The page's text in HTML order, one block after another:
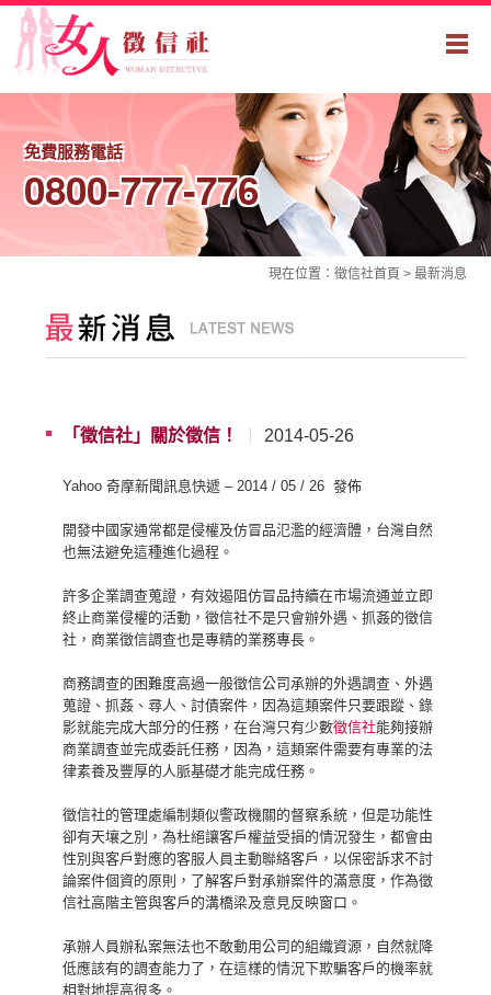
免費服務電話
0800-777-776
現在位置： 徵信社首頁 > 最新消息
「徵信社」關於徵信！ 2014-05-26
Yahoo 奇摩新聞訊息快遞 – 2014 / 05 / 26 發佈
開發中國家通常都是侵權及仿冒品氾濫的經濟體，台灣自然
也無法避免這種進化過程。
許多企業調查蒐證，有效遏阻仿冒品持續在市場流通並立即
終止商業侵權的活動，徵信社不是只會辦外遇、抓姦的徵信
社，商業徵信調查也是專精的業務專長。
商務調查的困難度高過一般徵信公司承辦的外遇調查、外遇
蒐證、抓姦、尋人、討債案件，因為這類案件只要跟蹤、錄
影就能完成大部分的任務，在台灣只有少數徵信社能夠接辦
商業調查並完成委託任務，因為，這類案件需要有專業的法
律素養及豐厚的人脈基礎才能完成任務。
徵信社的管理處編制類似警政機關的督察系統，但是功能性
卻有天壤之別，為杜絕讓客戶權益受損的情況發生，都會由
性別與客戶對應的客服人員主動聯絡客戶，以保密訴求不討
論案件個資的原則，了解客戶對承辦案件的滿意度，作為徵
信社高階主管與客戶的溝橋梁及意見反映窗口。
承辦人員辦私案無法也不敢動用公司的組織資源，自然就降
低應該有的調查能力了，在這樣的情況下欺騙客戶的機率就
相對地提高很多。